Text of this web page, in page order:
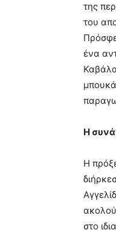
της
του
ένα
Η
Η
στο